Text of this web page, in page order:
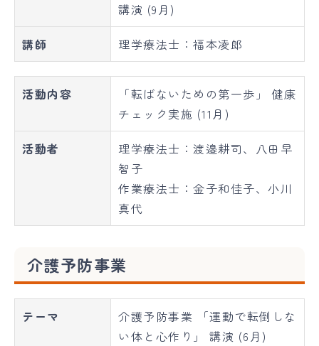
講演 (9月)
講師 理学療法士：福本凌郎
活動内容
「転ばないための第一歩」 健康
チェック実施 (11月)
活動者
理学療法士：渡邉耕司、八田早
智子
作業療法士：金子和佳子、小川
真代
介護予防事業
テーマ
介護予防事業 「運動で転倒しな
い体と心作り」 講演 (6月)